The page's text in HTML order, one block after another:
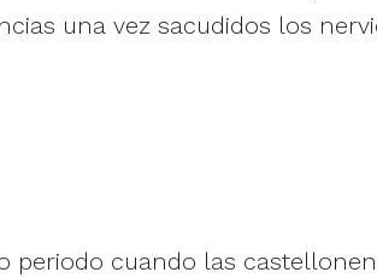
una vez sacudidos los
periodo cuando las